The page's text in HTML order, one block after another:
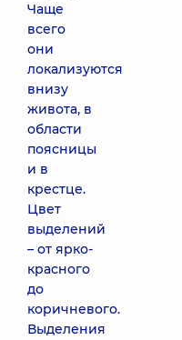
Чаще
всего
они
локализуются
внизу
живота, в
области
поясницы
и в
крестце.
Цвет
выделений
– от ярко-
красного
до
коричневого.
Выделения